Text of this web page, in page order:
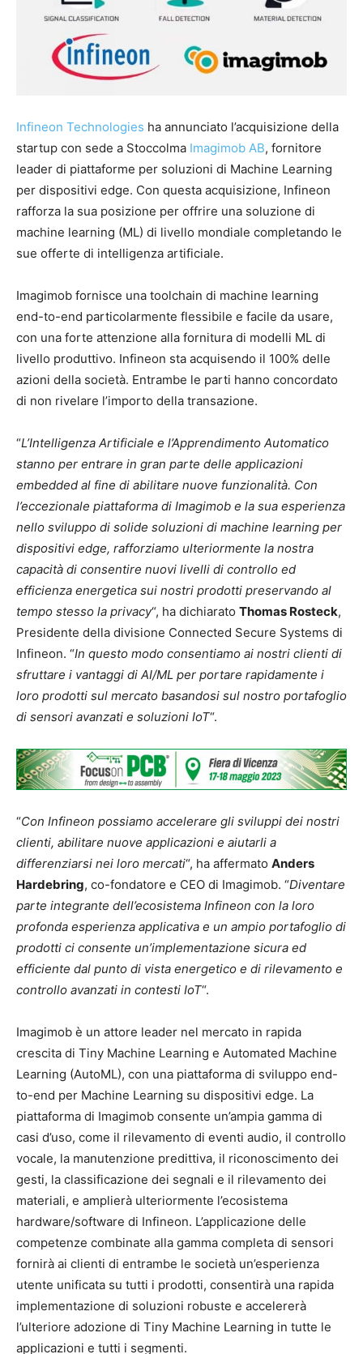
Infineon Technologies ha annunciato l’acquisizione della
startup con sede a Stoccolma Imagimob AB, fornitore
leader di piattaforme per soluzioni di Machine Learning
per dispositivi edge. Con questa acquisizione, Infineon
rafforza la sua posizione per offrire una soluzione di
machine learning (ML) di livello mondiale completando le
sue offerte di intelligenza artificiale.
Imagimob fornisce una toolchain di machine learning
end-to-end particolarmente flessibile e facile da usare,
con una forte attenzione alla fornitura di modelli ML di
livello produttivo. Infineon sta acquisendo il 100% delle
azioni della società. Entrambe le parti hanno concordato
di non rivelare l’importo della transazione.
“L’Intelligenza Artificiale e l’Apprendimento Automatico
stanno per entrare in gran parte delle applicazioni
embedded al fine di abilitare nuove funzionalità. Con
l’eccezionale piattaforma di Imagimob e la sua esperienza
nello sviluppo di solide soluzioni di machine learning per
dispositivi edge, rafforziamo ulteriormente la nostra
capacità di consentire nuovi livelli di controllo ed
efficienza energetica sui nostri prodotti preservando al
tempo stesso la privacy“, ha dichiarato Thomas Rosteck,
Presidente della divisione Connected Secure Systems di
Infineon. “In questo modo consentiamo ai nostri clienti di
sfruttare i vantaggi di AI/ML per portare rapidamente i
loro prodotti sul mercato basandosi sul nostro portafoglio
di sensori avanzati e soluzioni IoT“.
“Con Infineon possiamo accelerare gli sviluppi dei nostri
clienti, abilitare nuove applicazioni e aiutarli a
differenziarsi nei loro mercati“, ha affermato Anders
Hardebring, co-fondatore e CEO di Imagimob. “Diventare
parte integrante dell’ecosistema Infineon con la loro
profonda esperienza applicativa e un ampio portafoglio di
prodotti ci consente un’implementazione sicura ed
efficiente dal punto di vista energetico e di rilevamento e
controllo avanzati in contesti IoT“.
Imagimob è un attore leader nel mercato in rapida
crescita di Tiny Machine Learning e Automated Machine
Learning (AutoML), con una piattaforma di sviluppo end-
to-end per Machine Learning su dispositivi edge. La
piattaforma di Imagimob consente un’ampia gamma di
casi d’uso, come il rilevamento di eventi audio, il controllo
vocale, la manutenzione predittiva, il riconoscimento dei
gesti, la classificazione dei segnali e il rilevamento dei
materiali, e amplierà ulteriormente l’ecosistema
hardware/software di Infineon. L’applicazione delle
competenze combinate alla gamma completa di sensori
fornirà ai clienti di entrambe le società un’esperienza
utente unificata su tutti i prodotti, consentirà una rapida
implementazione di soluzioni robuste e accelererà
l’ulteriore adozione di Tiny Machine Learning in tutte le
applicazioni e tutti i segmenti.